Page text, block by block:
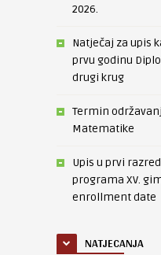
2026.
Natječaj za upis
prvu godinu
drugi krug
Termin
Matematike
Upis u prvi
programa XV.
enrollment date
NATJECANJA